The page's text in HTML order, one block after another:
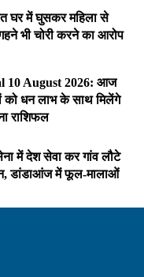
घर में घुसकर महिला से
भी चोरी करने का आरोप
10 August 2026: आज
को धन लाभ के साथ मिलेंगे
राशिफल
में देश सेवा कर गांव लौटे
डांडाआंज में फूल-मालाओं